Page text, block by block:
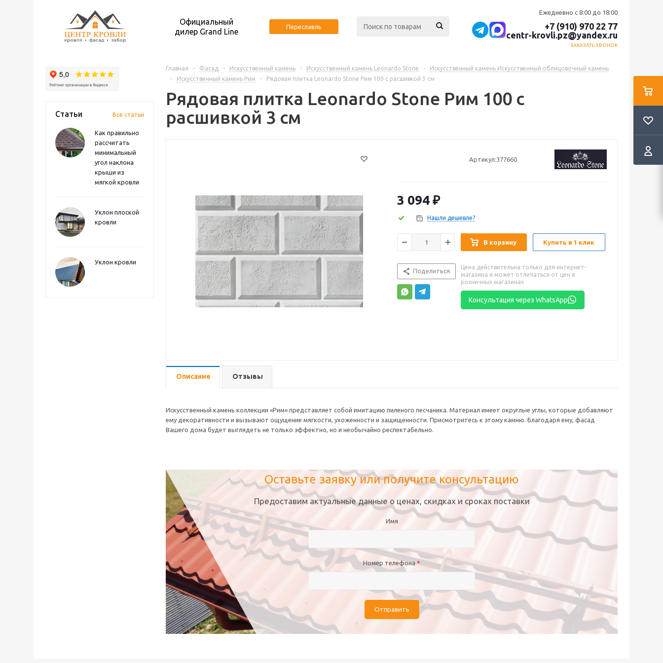
Официальный
дилер Grand Line
Переславль
Ежедневно с 8:00 до 18:00
+7 (910) 970 22 77
centr-krovli.pz@yandex.ru
ЗАКАЗАТЬ ЗВОНОК
Статьи Все статьи
Как правильно
рассчитать
минимальный
угол наклона
крыши из
мягкой кровли
Уклон плоской
кровли
Уклон кровли
Главная - Фасад - Искусственный камень - Искусственный камень Leonardo Stone -
Искусственный камень Искусственный облицовочный камень
-
Искусственный камень Рим - Рядовая плитка Leonardo Stone Рим 100 с расшивкой 3 см
Рядовая плитка Leonardo Stone Рим 100 с
расшивкой 3 см
Артикул:377660
3 094 ₽
Нашли дешевле?
В корзину Купить в 1 клик
Поделиться
Цена действительна только для интернет-
магазина и может отличаться от цен в
розничных магазинах
Консультация через WhatsApp
Описание Отзывы
Искусственный камень коллекции «Рим» представляет собой имитацию пиленого песчаника. Материал имеет округлые углы, которые добавляют
ему декоративности и вызывают ощущение мягкости, ухоженности и защищенности. Присмотритесь к этому камню. Благодаря ему, фасад
Вашего дома будет выглядеть не только эффектно, но и необычайно респектабельно.
Оставьте заявку или получите консультацию
Предоставим актуальные данные о ценах, скидках и сроках поставки
Имя
Номер телефона*
Отправить